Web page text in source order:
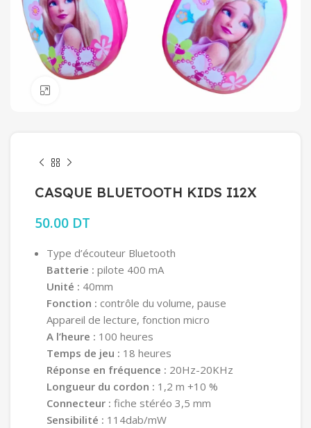
CASQUE BLUETOOTH KIDS I12X
50.00 DT
Type d’écouteur Bluetooth
Batterie : pilote 400 mA
Unité : 40mm
Fonction : contrôle du volume, pause
Appareil de lecture, fonction micro
A l’heure : 100 heures
Temps de jeu : 18 heures
Réponse en fréquence : 20Hz-20KHz
Longueur du cordon : 1,2 m +10 %
Connecteur : fiche stéréo 3,5 mm
Sensibilité : 114dab/mW